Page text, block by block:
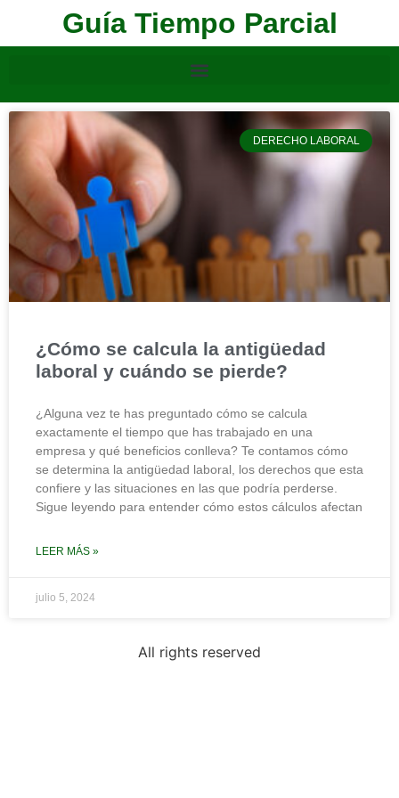
Guía Tiempo Parcial
DERECHO LABORAL
¿Cómo se calcula la antigüedad
laboral y cuándo se pierde?
¿Alguna vez te has preguntado cómo se calcula
exactamente el tiempo que has trabajado en una
empresa y qué beneficios conlleva? Te contamos cómo
se determina la antigüedad laboral, los derechos que esta
confiere y las situaciones en las que podría perderse.
Sigue leyendo para entender cómo estos cálculos afectan
LEER MÁS »
julio 5, 2024
All rights reserved